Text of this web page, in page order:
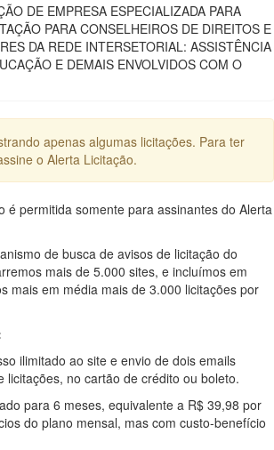
DE EMPRESA ESPECIALIZADA PARA
PARA CONSELHEIROS DE DIREITOS E
DA REDE INTERSETORIAL: ASSISTÊNCIA
E DEMAIS ENVOLVIDOS COM O
apenas algumas licitações. Para ter
o Alerta Licitação.
é permitida somente para assinantes do Alerta
de busca de avisos de licitação do
mais de 5.000 sites, e incluímos em
mais em média mais de 3.000 licitações por
ilimitado ao site e envio de dois emails
licitações, no cartão de crédito ou boleto.
para 6 meses, equivalente a R$ 39,98 por
do plano mensal, mas com custo-benefício